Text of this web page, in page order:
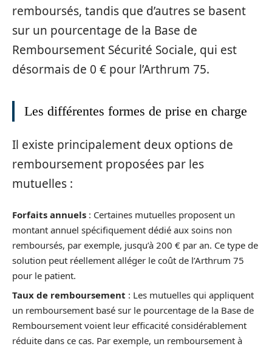
remboursés, tandis que d’autres se basent
sur un pourcentage de la Base de
Remboursement Sécurité Sociale, qui est
désormais de 0 € pour l’Arthrum 75.
Les différentes formes de prise en charge
Il existe principalement deux options de
remboursement proposées par les
mutuelles :
Forfaits annuels : Certaines mutuelles proposent un
montant annuel spécifiquement dédié aux soins non
remboursés, par exemple, jusqu’à 200 € par an. Ce type de
solution peut réellement alléger le coût de l’Arthrum 75
pour le patient.
Taux de remboursement : Les mutuelles qui appliquent
un remboursement basé sur le pourcentage de la Base de
Remboursement voient leur efficacité considérablement
réduite dans ce cas. Par exemple, un remboursement à